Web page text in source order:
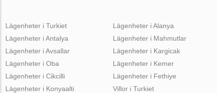
Lägenheter i Turkiet
Lägenheter i Antalya
Lägenheter i Avsallar
Lägenheter i Oba
Lägenheter i Cikcilli
Lägenheter i Alanya
Lägenheter i Mahmutlar
Lägenheter i Kargicak
Lägenheter i Kemer
Lägenheter i Fethiye
Lägenheter i Konyaalti
Villor i Turkiet